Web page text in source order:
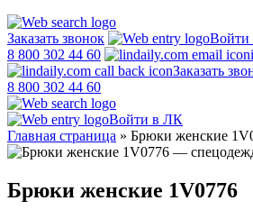
Заказать звонок
8 800 302 44 60
Заказать
8 800 302 44 60
Войти в ЛК
Главная страница » Брюки женские
Брюки женские 1V0776